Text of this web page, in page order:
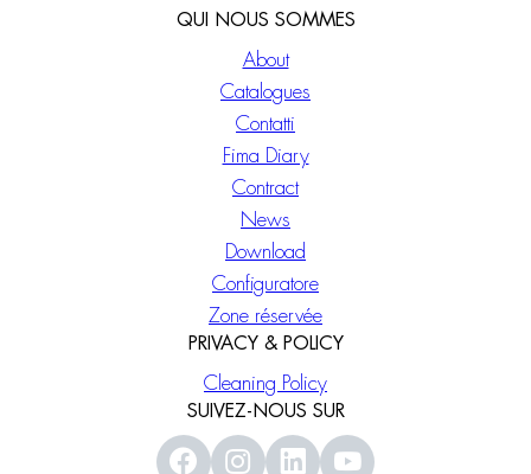
QUI NOUS SOMMES
About
Catalogues
Contatti
Fima Diary
Contract
News
Download
Configuratore
Zone réservée
PRIVACY & POLICY
Cleaning Policy
SUIVEZ-NOUS SUR